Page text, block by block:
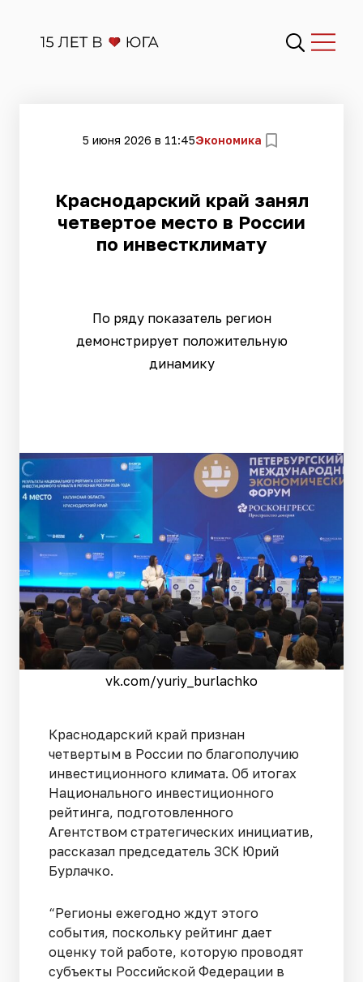
5 июня 2026 в 11:45Экономика
Краснодарский край занял
четвертое место в России
по инвестклимату
По ряду показатель регион
демонстрирует положительную
динамику
vk.com/yuriy_burlachko
Краснодарский край признан
четвертым в России по благополучию
инвестиционного климата. Об итогах
Национального инвестиционного
рейтинга, подготовленного
Агентством стратегических инициатив,
рассказал председатель ЗСК Юрий
Бурлачко.
“Регионы ежегодно ждут этого
события, поскольку рейтинг дает
оценку той работе, которую проводят
субъекты Российской Федерации в